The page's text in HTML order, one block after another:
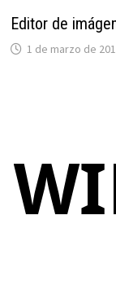
Editor de
1 de marzo de